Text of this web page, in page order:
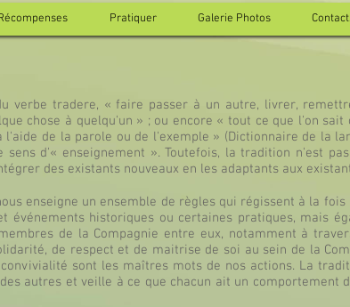
Pratiquer Galerie Photos
tradere, « faire passer à un autre, livrer,
chose à quelqu'un » ; ou encore « tout ce que l'on sait
de la parole ou de l'exemple » (Dictionnaire de la
d'« enseignement ». Toutefois, la tradition n'est
des existants nouveaux en les adaptants aux
enseigne un ensemble de règles qui régissent à la fois
événements historiques ou certaines pratiques, mais
de la Compagnie entre eux, notamment à
de respect et de maitrise de soi au sein de la
sont les maîtres mots de nos actions. La
autres et veille à ce que chacun ait un comportement